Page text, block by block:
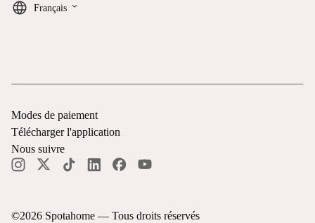
Français keyboard_arrow_down
©2026 Spotahome — Tous droits réservés
Modes de paiement
Télécharger l'application
Nous suivre